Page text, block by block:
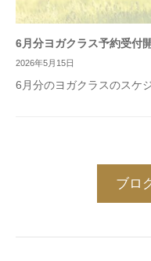
6月分ヨガクラス予約受付
2026年5月15日
6月分のヨガクラスのスケ
ブロ